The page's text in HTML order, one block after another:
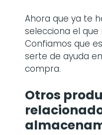
Ahora que ya te
selecciona el
Confiamos que
serte de ayuda
compra.
Otros